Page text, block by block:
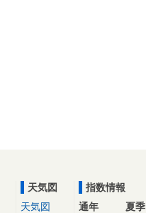
天気図
天気図
指数情報
通年
夏季